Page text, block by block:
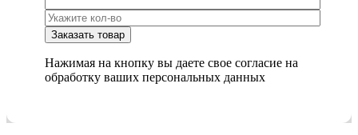
Нажимая на кнопку вы даете свое согласие на
обработку ваших персональных данных